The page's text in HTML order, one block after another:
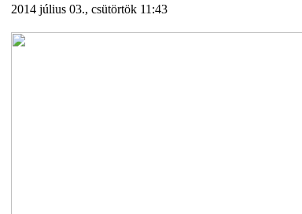
2014 július 03., csütörtök 11:43